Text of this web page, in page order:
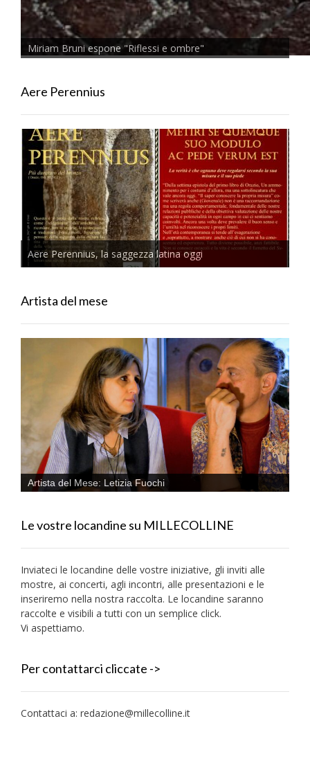
Miriam Bruni espone "Riflessi e ombre"
Aere Perennius
Aere Perennius, la saggezza latina oggi
Artista del mese
Artista del Mese: Letizia Fuochi
Le vostre locandine su MILLECOLLINE
Inviateci le locandine delle vostre iniziative, gli inviti alle
mostre, ai concerti, agli incontri, alle presentazioni e le
inseriremo nella nostra raccolta. Le locandine saranno
raccolte e visibili a tutti con un semplice click.
Vi aspettiamo.
Per contattarci cliccate ->
Contattaci a: redazione@millecolline.it